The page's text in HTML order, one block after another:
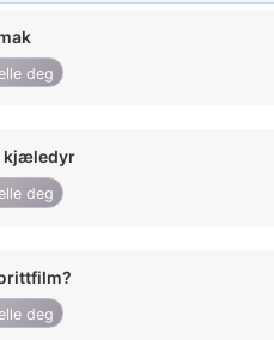
deg
kjæledyr
deg
deg